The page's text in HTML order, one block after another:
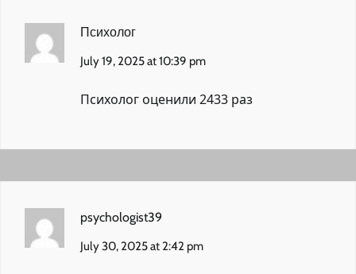
Психолог
July 19, 2025 at 10:39 pm
Психологоценили 2433 раз
psychologist39
July 30, 2025 at 2:42 pm